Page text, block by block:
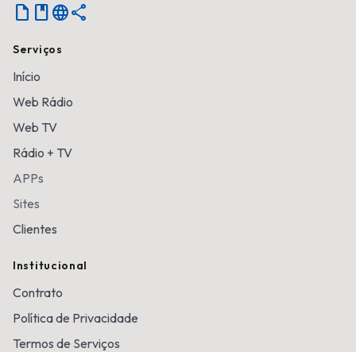
Notebooklanguageshare
Serviços
Início
Web Rádio
Web TV
Rádio + TV
APPs
Sites
Clientes
Institucional
Contrato
Política de Privacidade
Termos de Serviços